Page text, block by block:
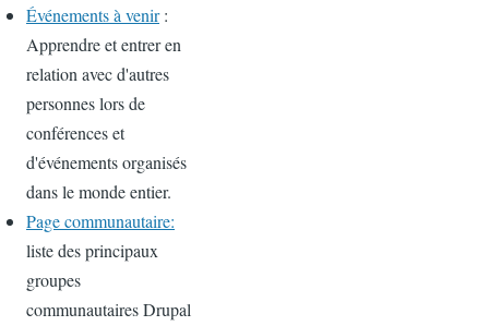
Événements à venir:
Apprendre et entrer en
relation avec d'autres
personnes lors de
conférences et
d'événements organisés
dans le monde entier.
Page communautaire:
liste des principaux
groupes
communautaires Drupal